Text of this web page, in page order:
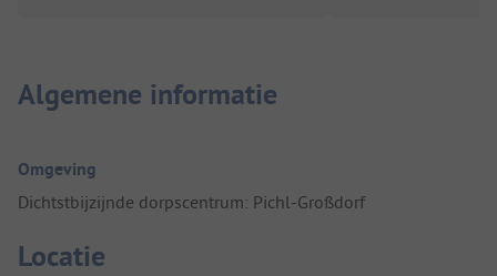
Algemene informatie
Omgeving
Dichtstbijzijnde dorpscentrum: Pichl-Großdorf
Locatie